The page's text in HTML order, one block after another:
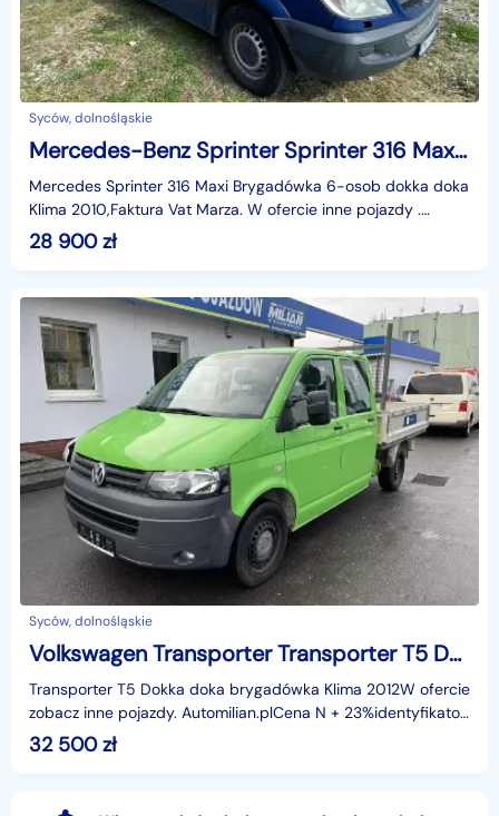
Syców, dolnośląskie
Mercedes-Benz Sprinter Sprinter 316 Maxi Brygadówka 7-osob dokka doka Klima 2010
Mercedes Sprinter 316 Maxi Brygadówka 6-osob dokka doka
Klima 2010,Faktura Vat Marza. W ofercie inne pojazdy .
Automilian.plidentyfikator: AKL3KFGANiniejsze o
28 900zł
Syców, dolnośląskie
Volkswagen Transporter Transporter T5 Dokka doka brygadówka Klima 2012
Transporter T5 Dokka doka brygadówka Klima 2012W ofercie
zobacz inne pojazdy. Automilian.plCena N + 23%identyfikator:
AKL3KZTYNiniejsze ogłoszenie jest wyłącz
32 500zł